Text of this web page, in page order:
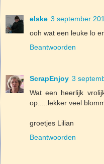
elske 3 september
ooh wat een leuke lo
Beantwoorden
ScrapEnjoy 3
Wat een heerlijk
op.....lekker veel
groetjes Lilian
Beantwoorden